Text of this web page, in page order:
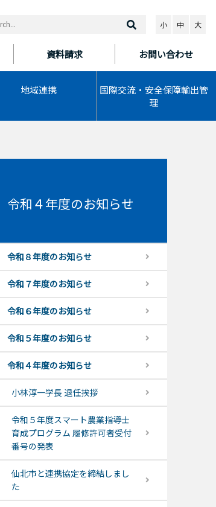
資料請求 お問い合わせ
地域連携
国際交流・安全保障輸出管
理
小 中 大
令和４年度のお知らせ
令和８年度のお知らせ
令和７年度のお知らせ
令和６年度のお知らせ
令和５年度のお知らせ
令和４年度のお知らせ
小林淳一学長 退任挨拶
令和５年度スマート農業指導士
育成プログラム 履修許可者受付
番号の発表
仙北市と連携協定を締結しまし
た